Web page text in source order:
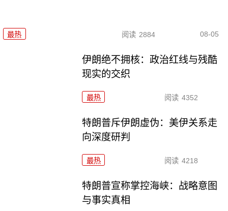
最热 阅读 2884 08-05
伊朗绝不拥核：政治红线与残酷
现实的交织
最热 阅读 4352
特朗普斥伊朗虚伪：美伊关系走
向深度研判
最热 阅读 4218
特朗普宣称掌控海峡：战略意图
与事实真相